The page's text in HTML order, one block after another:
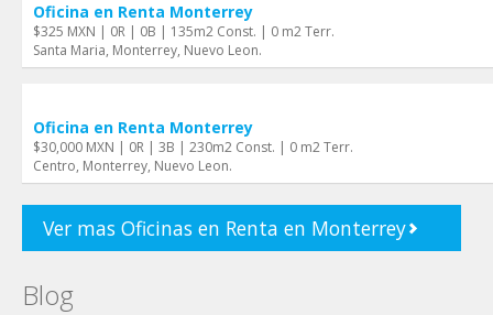
Oficina en Renta Monterrey
$325 MXN | 0R | 0B | 135m2 Const. | 0 m2 Terr.
Santa Maria, Monterrey, Nuevo Leon.
Oficina en Renta Monterrey
$30,000 MXN | 0R | 3B | 230m2 Const. | 0 m2 Terr.
Centro, Monterrey, Nuevo Leon.
Ver mas Oficinas en Renta en Monterrey
Blog